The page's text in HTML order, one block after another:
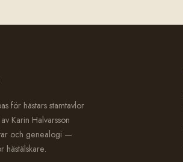
för hästars stamtavlor
Karin Halvarsson
och genealogi —
hästälskare.